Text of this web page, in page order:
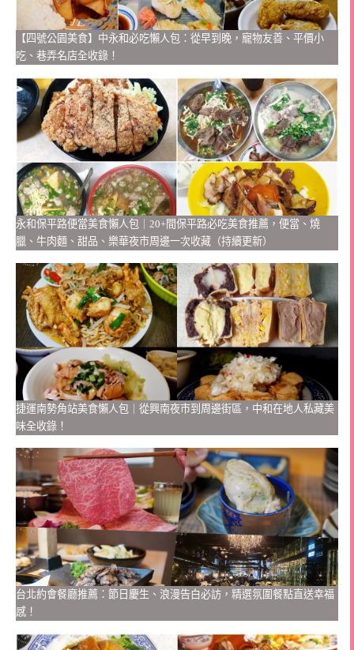
【四號公園美食】中永和必吃懶人包：從早到晚，寵物友善、平價小
吃、巷弄名店全收錄！
永和保平路便當美食懶人包｜20+間保平路必吃美食推薦，便當、燒
臘、牛肉麵、甜品、樂華夜市周邊一次收藏（持續更新）
捷運南勢角站美食懶人包｜從興南夜市到周邊街區，中和在地人私藏美
味全收錄！
台北約會餐廳推薦：節日慶生、浪漫告白必訪，精選氛圍餐點直送幸福
感！